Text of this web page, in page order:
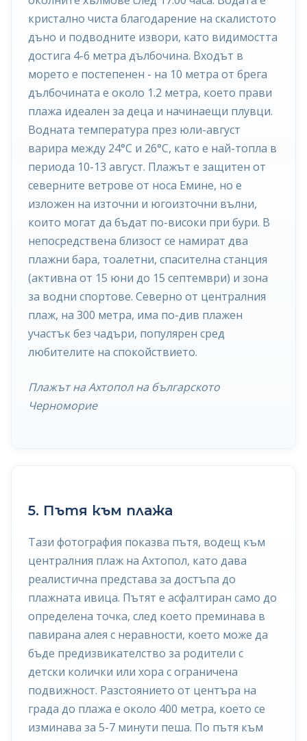
кристално чиста благодарение на скалистото
дъно и подводните извори, като видимостта
достига 4-6 метра дълбочина. Входът в
морето е постепенен - на 10 метра от брега
дълбочината е около 1.2 метра, което прави
плажа идеален за деца и начинаещи плувци.
Водната температура през юли-август
варира между 24°C и 26°C, като е най-топла в
периода 10-13 август. Плажът е защитен от
северните ветрове от носа Емине, но е
изложен на източни и югоизточни вълни,
които могат да бъдат по-високи при бури. В
непосредствена близост се намират два
плажни бара, тоалетни, спасителна станция
(активна от 15 юни до 15 септември) и зона
за водни спортове. Северно от централния
плаж, на 300 метра, има по-див плажен
участък без чадъри, популярен сред
любителите на спокойствието.
Плажът на Ахтопол на българското
Черноморие
5. Пътя към плажа
Тази фотография показва пътя, водещ към
централния плаж на Ахтопол, като дава
реалистична представа за достъпа до
плажната ивица. Пътят е асфалтиран само до
определена точка, след което преминава в
павирана алея с неравности, което може да
бъде предизвикателство за родители с
детски колички или хора с ограничена
подвижност. Разстоянието от центъра на
града до плажа е около 400 метра, което се
изминава за 5-7 минути пеша. По пътя към